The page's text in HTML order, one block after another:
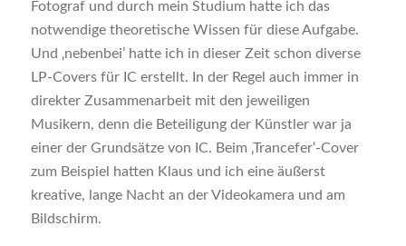
Fotograf und durch mein Studium hatte ich das
notwendige theoretische Wissen für diese Aufgabe.
Und ‚nebenbei’ hatte ich in dieser Zeit schon diverse
LP-Covers für IC erstellt. In der Regel auch immer in
direkter Zusammenarbeit mit den jeweiligen
Musikern, denn die Beteiligung der Künstler war ja
einer der Grundsätze von IC. Beim ‚Trancefer‘-Cover
zum Beispiel hatten Klaus und ich eine äußerst
kreative, lange Nacht an der Videokamera und am
Bildschirm.